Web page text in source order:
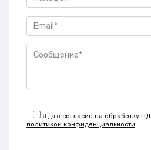
Я даюсогласие на обработку ПД
политикой конфиденциальности